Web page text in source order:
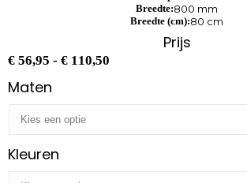
Breedte:800 mm
Breedte (cm):80 cm
Prijs
€ 56,95 - € 110,50
Maten
Kleuren